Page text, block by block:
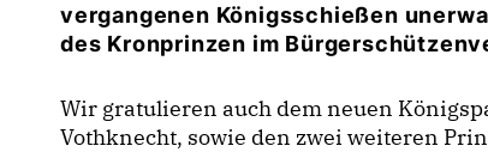
vergangenen Königsschießen
des Kronprinzen im
Wir gratulieren auch dem neuen
Vothknecht, sowie den zwei weiteren